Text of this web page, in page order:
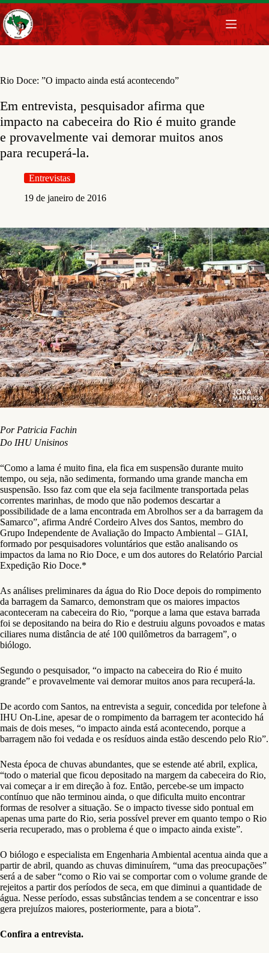
Pular
para
o
conteúdo
Rio Doce: ”O impacto ainda está acontecendo”
Em entrevista, pesquisador afirma que
impacto na cabeceira do Rio é muito grande
e provavelmente vai demorar muitos anos
para recuperá-la.
Entrevistas
19 de janeiro de 2016
Por Patricia Fachin
Do IHU Unisinos
“Como a lama é muito fina, ela fica em suspensão durante muito
tempo, ou seja, não sedimenta, formando uma grande mancha em
suspensão. Isso faz com que ela seja facilmente transportada pelas
correntes marinhas, de modo que não podemos descartar a
possibilidade de a lama encontrada em Abrolhos ser a da barragem da
Samarco”, afirma André Cordeiro Alves dos Santos, membro do
Grupo Independente de Avaliação do Impacto Ambiental – GIAI,
formado por pesquisadores voluntários que estão analisando os
impactos da lama no Rio Doce, e um dos autores do Relatório Parcial
Expedição Rio Doce.*
As análises preliminares da água do Rio Doce depois do rompimento
da barragem da Samarco, demonstram que os maiores impactos
aconteceram na cabeceira do Rio, “porque a lama que estava barrada
foi se depositando na beira do Rio e destruiu alguns povoados e matas
ciliares numa distância de até 100 quilômetros da barragem”, o
biólogo.
Segundo o pesquisador, “o impacto na cabeceira do Rio é muito
grande” e provavelmente vai demorar muitos anos para recuperá-la.
De acordo com Santos, na entrevista a seguir, concedida por telefone à
IHU On-Line, apesar de o rompimento da barragem ter acontecido há
mais de dois meses, “o impacto ainda está acontecendo, porque a
barragem não foi vedada e os resíduos ainda estão descendo pelo Rio”.
Nesta época de chuvas abundantes, que se estende até abril, explica,
“todo o material que ficou depositado na margem da cabeceira do Rio,
vai começar a ir em direção à foz. Então, percebe-se um impacto
contínuo que não terminou ainda, o que dificulta muito encontrar
formas de resolver a situação. Se o impacto tivesse sido pontual em
apenas uma parte do Rio, seria possível prever em quanto tempo o Rio
seria recuperado, mas o problema é que o impacto ainda existe”.
O biólogo e especialista em Engenharia Ambiental acentua ainda que a
partir de abril, quando as chuvas diminuírem, “uma das preocupações”
será a de saber “como o Rio vai se comportar com o volume grande de
rejeitos a partir dos períodos de seca, em que diminui a quantidade de
água. Nesse período, essas substâncias tendem a se concentrar e isso
gera prejuízos maiores, posteriormente, para a biota”.
Confira a entrevista.